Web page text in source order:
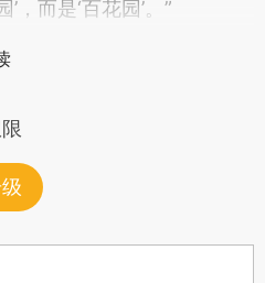
，而是‘百花园’。”